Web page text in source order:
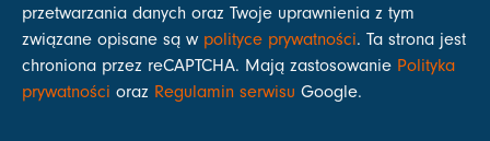
przetwarzania danych oraz Twoje uprawnienia z tym
związane opisane są w polityce prywatności. Ta strona jest
chroniona przez reCAPTCHA. Mają zastosowanie Polityka
prywatności oraz Regulamin serwisu Google.